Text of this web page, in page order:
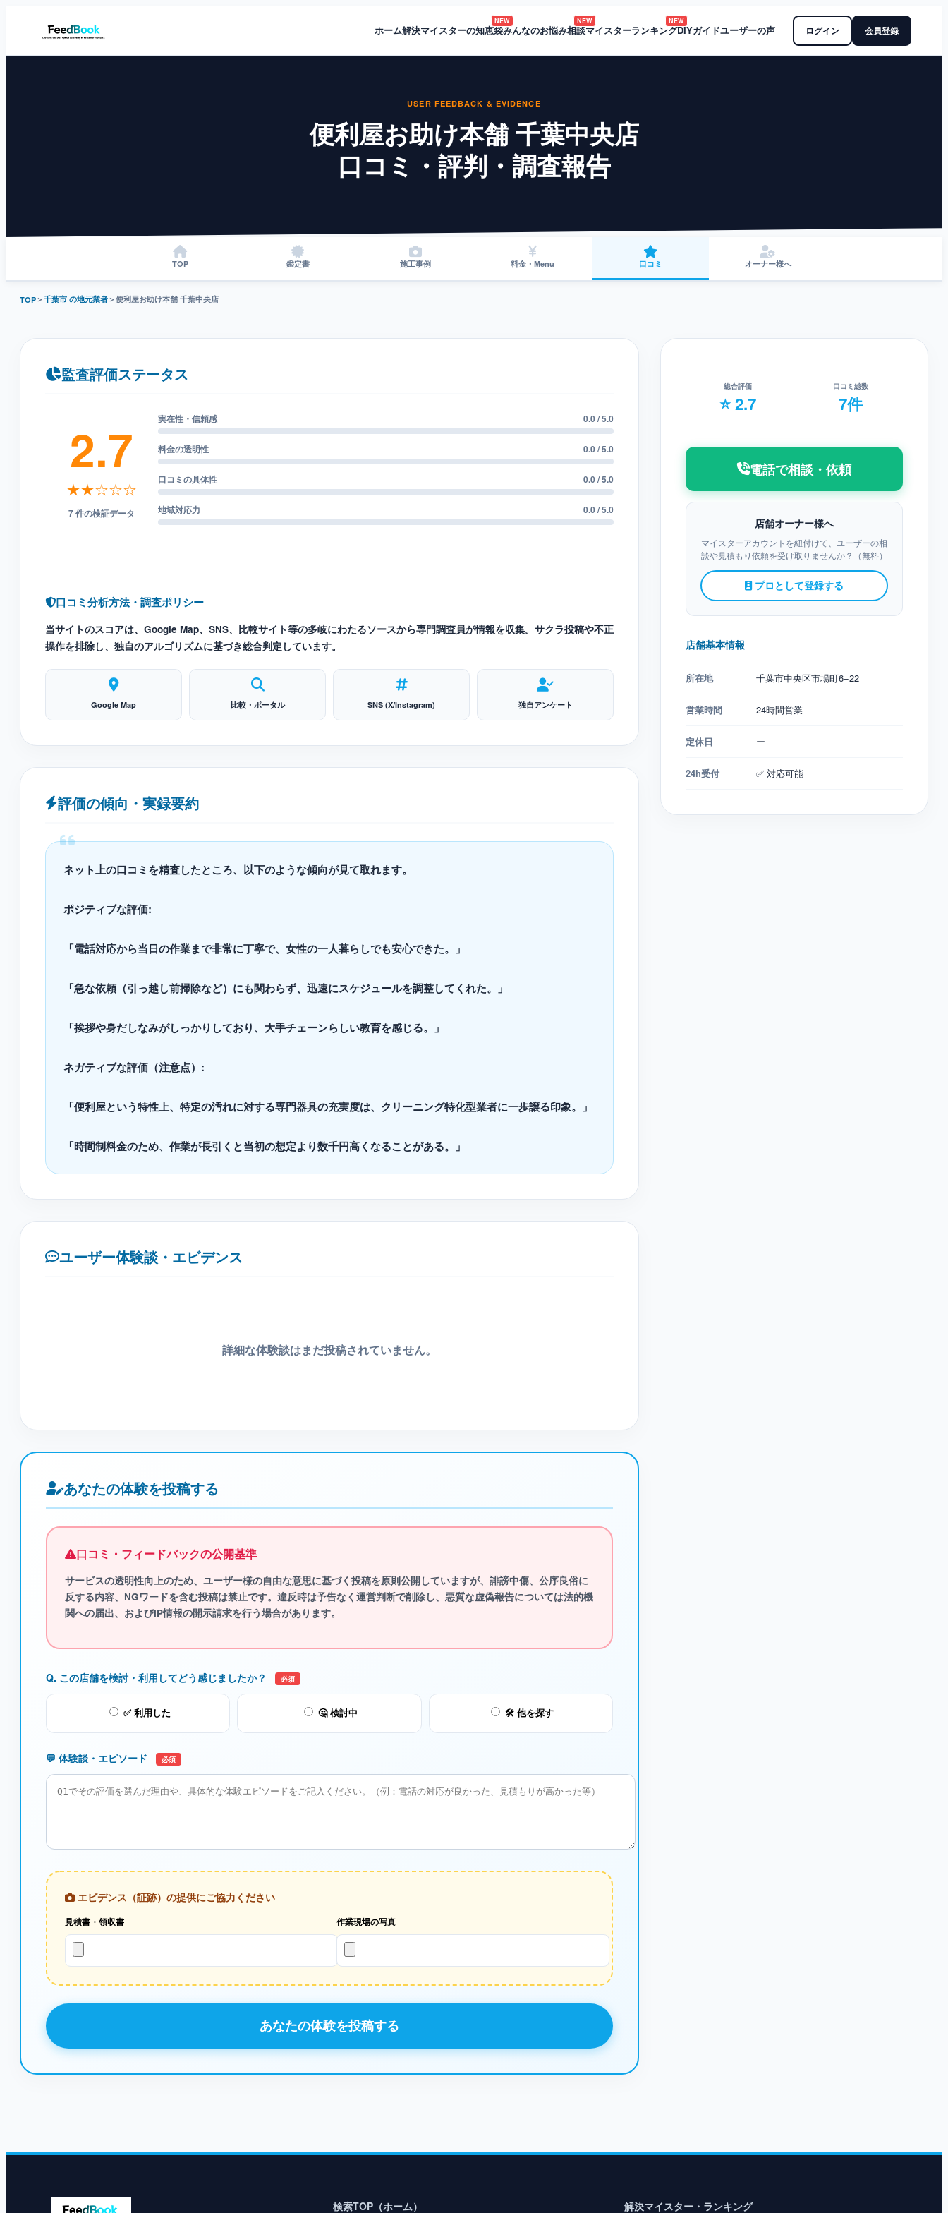
ホーム解決マイスターの知恵袋
NEW
みんなのお悩み相談
NEW
マイスターランキング
NEW
DIYガイドユーザーの声 ログイン 会員登録
USER FEEDBACK & EVIDENCE
便利屋お助け本舗 千葉中央店
口コミ・評判・調査報告
TOP 鑑定書 施工事例 料金・Menu 口コミ オーナー様へ
TOP＞千葉市 の地元業者＞便利屋お助け本舗 千葉中央店
監査評価ステータス
2.7
★★☆☆☆
7 件の検証データ
実在性・信頼感 0.0 / 5.0
料金の透明性 0.0 / 5.0
口コミの具体性 0.0 / 5.0
地域対応力 0.0 / 5.0
口コミ分析方法・調査ポリシー
当サイトのスコアは、Google Map、SNS、比較サイト等の多岐にわたるソースから専門調査員が情報を収集。サクラ投稿や不正
操作を排除し、独自のアルゴリズムに基づき総合判定しています。
Google Map 比較・ポータル SNS (X/Instagram) 独自アンケート
評価の傾向・実録要約
ネット上の口コミを精査したところ、以下のような傾向が見て取れます。
ポジティブな評価:
「電話対応から当日の作業まで非常に丁寧で、女性の一人暮らしでも安心できた。」
「急な依頼（引っ越し前掃除など）にも関わらず、迅速にスケジュールを調整してくれた。」
「挨拶や身だしなみがしっかりしており、大手チェーンらしい教育を感じる。」
ネガティブな評価（注意点）:
「便利屋という特性上、特定の汚れに対する専門器具の充実度は、クリーニング特化型業者に一歩譲る印象。」
「時間制料金のため、作業が長引くと当初の想定より数千円高くなることがある。」
ユーザー体験談・エビデンス
詳細な体験談はまだ投稿されていません。
あなたの体験を投稿する
口コミ・フィードバックの公開基準
サービスの透明性向上のため、ユーザー様の自由な意思に基づく投稿を原則公開していますが、 誹謗中傷、公序良俗に
反する内容、NGワードを含む投稿は禁止です。違反時は予告なく運営判断で削除し、悪質な虚偽報告については法的機
関への届出、およびIP情報の開示請求を行う場合があります。
Q. この店舗を検討・利用してどう感じましたか？ 必須
✅ 利用した 🤔 検討中 🛠️ 他を探す
💬 体験談・エピソード 必須
エビデンス（証跡）の提供にご協力ください
見積書・領収書 作業現場の写真
あなたの体験を投稿する
総合評価
⭐ 2.7
口コミ総数
7件
電話で相談・依頼
店舗オーナー様へ
マイスターアカウントを紐付けて、ユーザーの相
談や見積もり依頼を受け取りませんか？（無料）
プロとして登録する
店舗基本情報
所在地 千葉市中央区市場町6−22
営業時間 24時間営業
定休日 ー
24h受付 ✅ 対応可能
検索TOP（ホーム） 解決マイスター・ランキング